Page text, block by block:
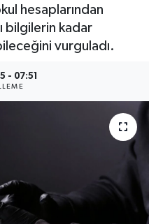
hesaplarından
bilgilerin kadar
vurguladı.
- 07:51